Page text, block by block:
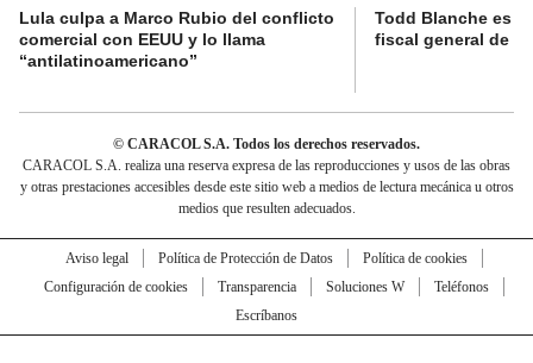
Lula culpa a Marco Rubio del conflicto
comercial con EEUU y lo llama
“antilatinoamericano”
Todd Blanche es
fiscal general de
© CARACOL S.A. Todos los derechos reservados.
CARACOL S.A. realiza una reserva expresa de las reproducciones y usos de las obras
y otras prestaciones accesibles desde este sitio web a medios de lectura mecánica u otros
medios que resulten adecuados.
Aviso legal Política de Protección de Datos
Política de cookies
Configuración de cookies
Transparencia Soluciones W
Teléfonos
Escríbanos